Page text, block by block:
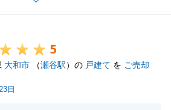
のご協力無しでは、達成できなか
お引渡しまで、数々のご協力、心
す。
お困りのことがございましたらお
いませ。
5
大和市 （瀬谷駅）の 戸建て を ご売却
日